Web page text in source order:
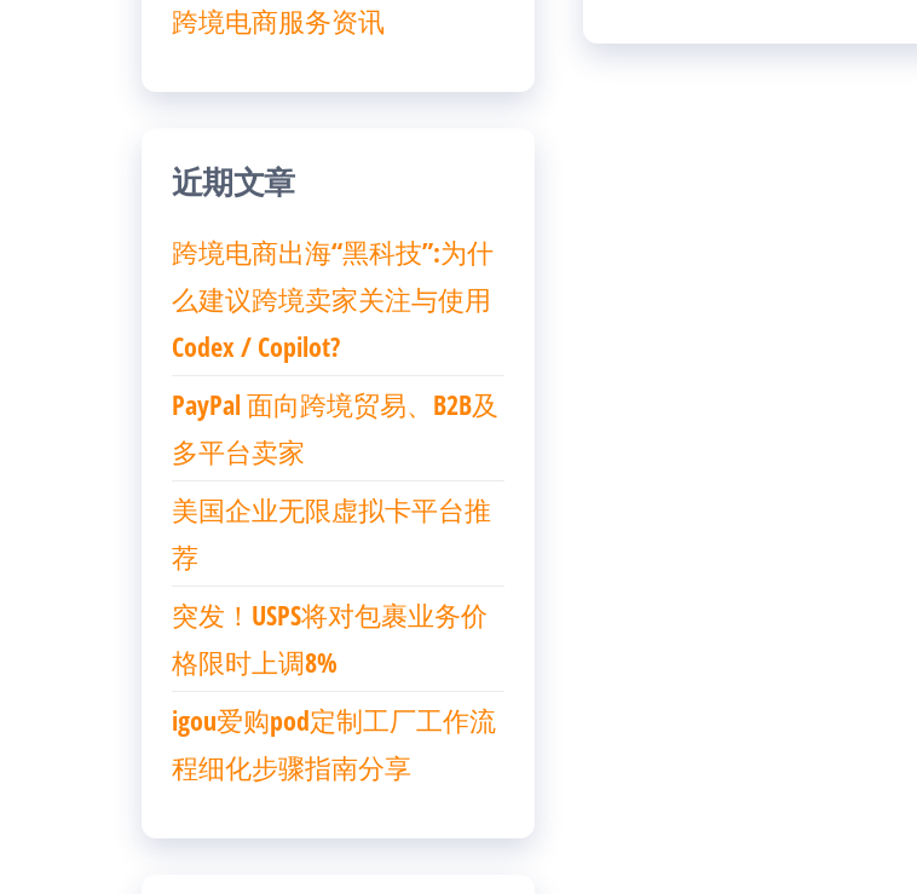
跨境电商服务资讯
近期文章
跨境电商出海“黑科技”:为什
么建议跨境卖家关注与使用
Codex / Copilot?
PayPal 面向跨境贸易、B2B及
多平台卖家
美国企业无限虚拟卡平台推
荐
突发！USPS将对包裹业务价
格限时上调8%
igou爱购pod定制工厂工作流
程细化步骤指南分享